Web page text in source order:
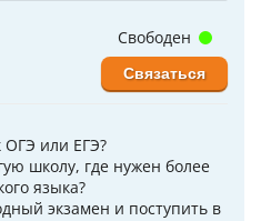
ОГЭ или ЕГЭ?
школу, где нужен более
языка?
экзамен и поступить в
Свободен
Связаться